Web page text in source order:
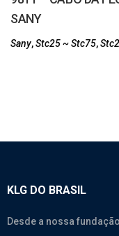
SANY
Sany,Stc25 ~ Stc75,
KLG DO BRASIL
Desde a nossa